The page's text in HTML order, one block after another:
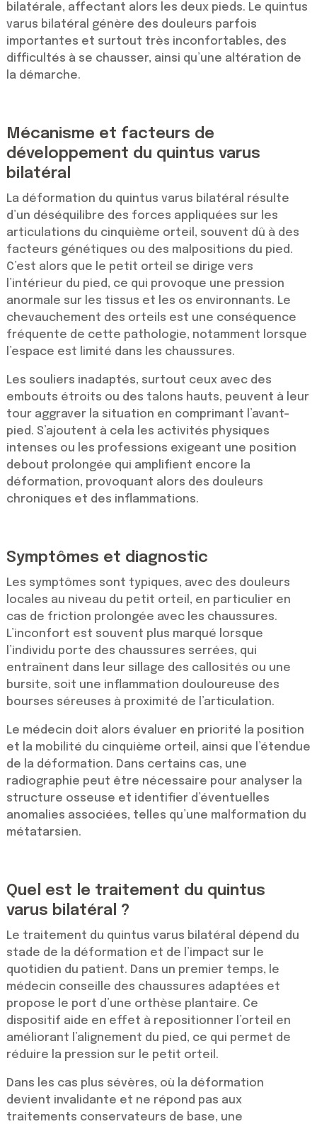
bilatérale, affectant alors les deux pieds. Le quintus
varus bilatéral génère des douleurs parfois
importantes et surtout très inconfortables, des
difficultés à se chausser, ainsi qu’une altération de
la démarche.
Mécanisme et facteurs de
développement du quintus varus
bilatéral
La déformation du quintus varus bilatéral résulte
d’un déséquilibre des forces appliquées sur les
articulations du cinquième orteil, souvent dû à des
facteurs génétiques ou des malpositions du pied.
C’est alors que le petit orteil se dirige vers
l’intérieur du pied, ce qui provoque une pression
anormale sur les tissus et les os environnants. Le
chevauchement des orteils est une conséquence
fréquente de cette pathologie, notamment lorsque
l’espace est limité dans les chaussures.
Les souliers inadaptés, surtout ceux avec des
embouts étroits ou des talons hauts, peuvent à leur
tour aggraver la situation en comprimant l’avant-
pied. S’ajoutent à cela les activités physiques
intenses ou les professions exigeant une position
debout prolongée qui amplifient encore la
déformation, provoquant alors des douleurs
chroniques et des inflammations.
Symptômes et diagnostic
Les symptômes sont typiques, avec des douleurs
locales au niveau du petit orteil, en particulier en
cas de friction prolongée avec les chaussures.
L’inconfort est souvent plus marqué lorsque
l’individu porte des chaussures serrées, qui
entraînent dans leur sillage des callosités ou une
bursite, soit une inflammation douloureuse des
bourses séreuses à proximité de l’articulation.
Le médecin doit alors évaluer en priorité la position
et la mobilité du cinquième orteil, ainsi que l’étendue
de la déformation. Dans certains cas, une
radiographie peut être nécessaire pour analyser la
structure osseuse et identifier d’éventuelles
anomalies associées, telles qu’une malformation du
métatarsien.
Quel est le traitement du quintus
varus bilatéral ?
Le traitement du quintus varus bilatéral dépend du
stade de la déformation et de l’impact sur le
quotidien du patient. Dans un premier temps, le
médecin conseille des chaussures adaptées et
propose le port d’une orthèse plantaire. Ce
dispositif aide en effet à repositionner l’orteil en
améliorant l’alignement du pied, ce qui permet de
réduire la pression sur le petit orteil.
Dans les cas plus sévères, où la déformation
devient invalidante et ne répond pas aux
traitements conservateurs de base, une